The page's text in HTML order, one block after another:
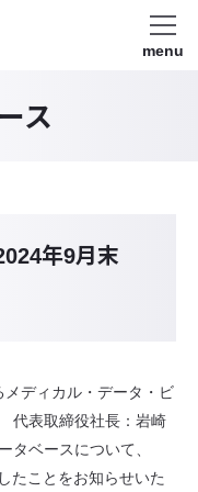
menu
ス
年9月末
ディカル・データ・ビ
代表取締役社長：岩崎
タベースについて、
たことをお知らせいた